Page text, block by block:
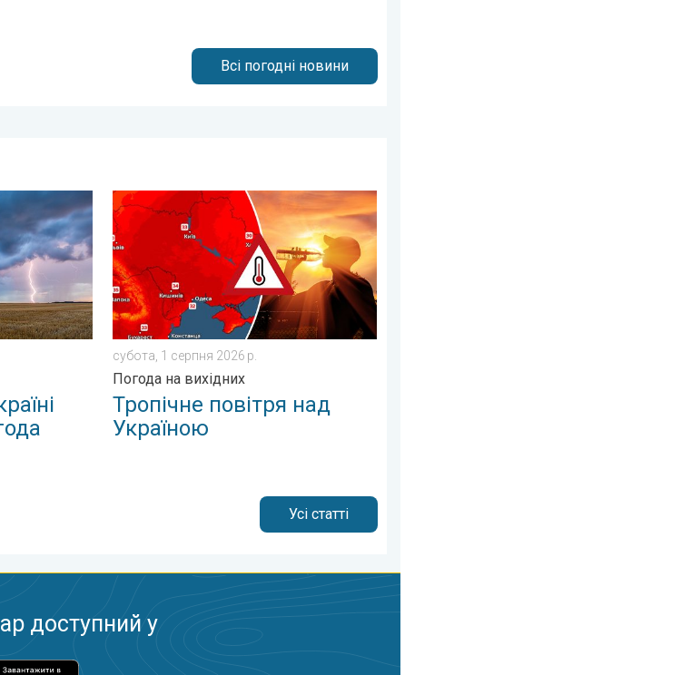
Всі погодні новини
29 червня 2026 р.
мінлива погода. Погодна тенденція. . . вівторок, 7 липня 2026 р.
Тропічне повітря над Україною. Погода на вихідних. . . субота, 1 серпня 2026 р.
субота, 1 серпня 2026 р.
Погода на вихідних
Тропічне повітря над
Україною
Усі статті
доступний у